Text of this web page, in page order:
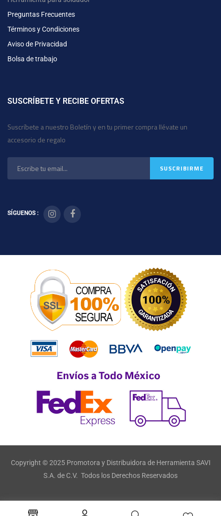
Preguntas Frecuentes
Términos y Condiciones
Aviso de Privacidad
Bolsa de trabajo
SUSCRÍBETE Y RECIBE OFERTAS
Suscríbete a nuestro Boletín y en tu primer compra llévate un
accesorio de regalo
SÍGUENOS :
Copyright © 2025 Promotora y Distribuidora de Herramienta SAVI
S.A. de C.V. Todos los Derechos Reservados